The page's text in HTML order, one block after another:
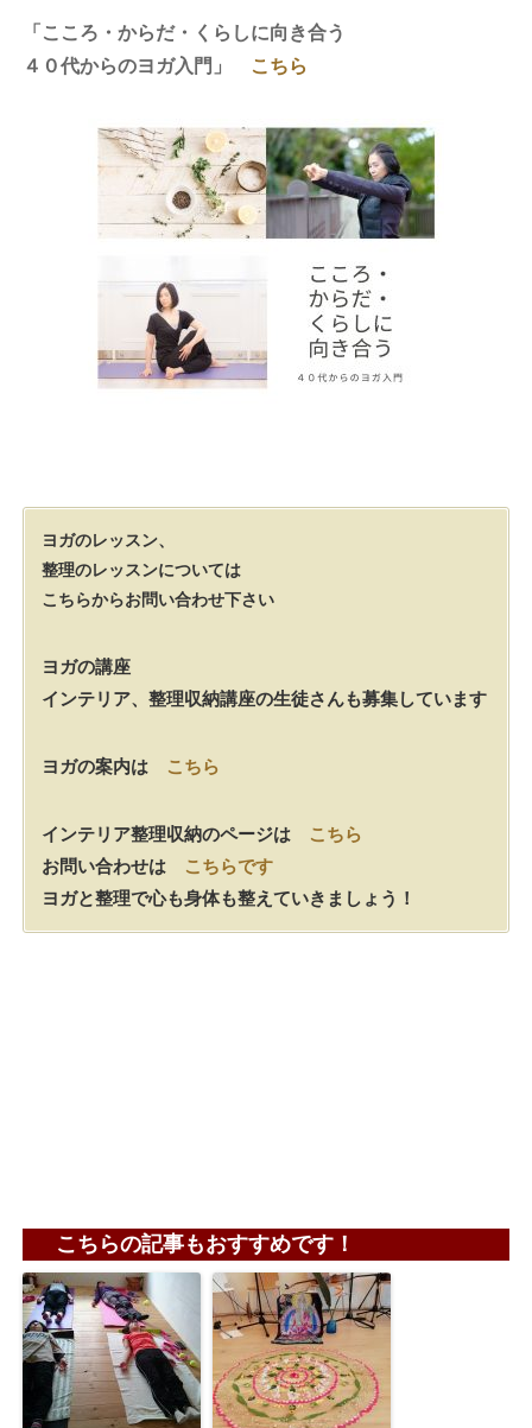
「こころ・からだ・くらしに向き合う
４０代からのヨガ入門」 こちら
ヨガのレッスン、
整理のレッスンについては
こちらからお問い合わせ下さい
ヨガの講座
インテリア、整理収納講座の生徒さんも募集しています
ヨガの案内は こちら
インテリア整理収納のページは こちら
お問い合わせは こちらです
ヨガと整理で心も身体も整えていきましょう！
こちらの記事もおすすめです！